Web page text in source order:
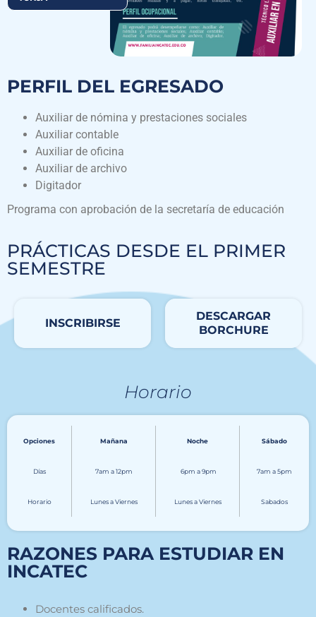
PERFIL DEL EGRESADO
Auxiliar de nómina y prestaciones sociales
Auxiliar contable
Auxiliar de oficina
Auxiliar de archivo
Digitador
Programa con aprobación de la secretaría de educación
PRÁCTICAS DESDE EL PRIMER
SEMESTRE
INSCRIBIRSE
DESCARGAR
BORCHURE
Horario
Opciones Mañana Noche Sábado
Días 7am a 12pm 6pm a 9pm 7am a 5pm
Horario Lunes a Viernes Lunes a Viernes Sabados
RAZONES PARA ESTUDIAR EN
INCATEC
Docentes calificados.